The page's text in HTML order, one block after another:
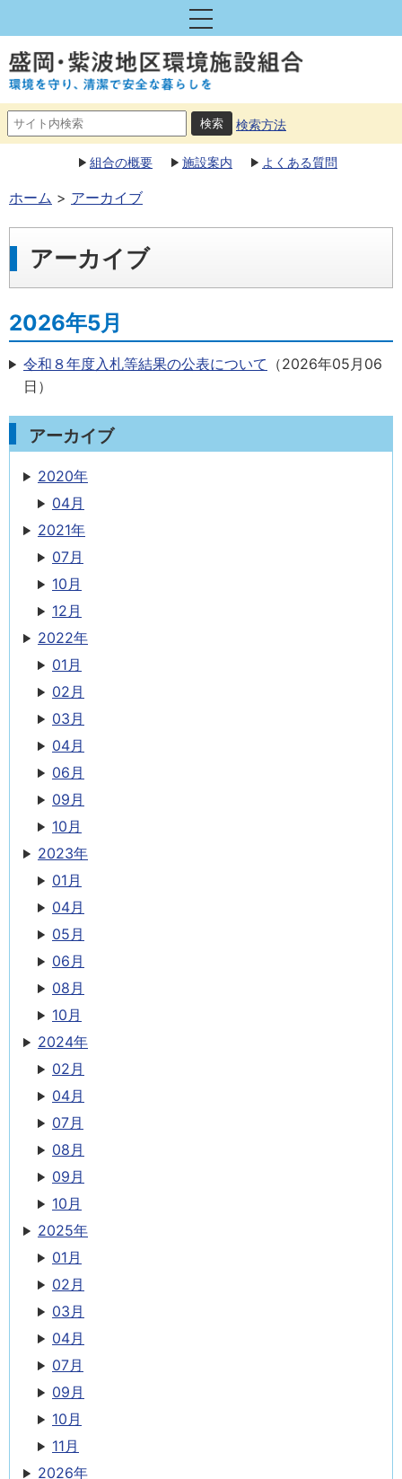
検索方法
組合の概要 施設案内 よくある質問
ホーム アーカイブ
アーカイブ
2026年5月
令和８年度入札等結果の公表について （2026年05月06
日 ）
アーカイブ
2020年
04月
2021年
07月
10月
12月
2022年
01月
02月
03月
04月
06月
09月
10月
2023年
01月
04月
05月
06月
08月
10月
2024年
02月
04月
07月
08月
09月
10月
2025年
01月
02月
03月
04月
07月
09月
10月
11月
2026年